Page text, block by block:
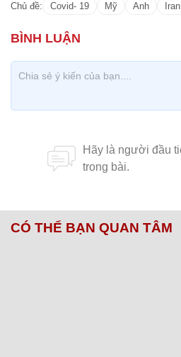
Chủ đề: Covid- 19 Mỹ Anh Iran
CÓ THỂ BẠN QUAN TÂM